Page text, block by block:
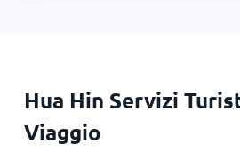
Hua Hin Servizi
Viaggio